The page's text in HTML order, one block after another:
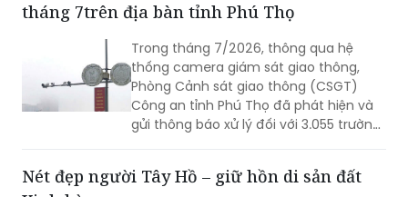
tháng 7trên địa bàn tỉnh Phú Thọ
Trong tháng 7/2026, thông qua hệ
thống camera giám sát giao thông,
Phòng Cảnh sát giao thông (CSGT)
Công an tỉnh Phú Thọ đã phát hiện và
gửi thông báo xử lý đối với 3.055 trường
biến tập trung vào hành vi chạy quá
Nét đẹp người Tây Hồ – giữ hồn di sản đất